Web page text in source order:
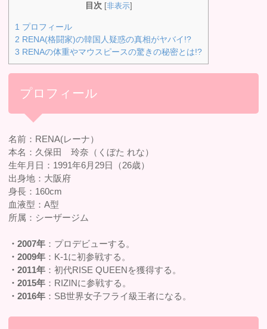
目次 [非表示]
1 プロフィール
2 RENA(格闘家)の韓国人疑惑の真相がヤバイ!?
3 RENAの体重やマウスピースの驚きの秘密とは!?
プロフィール
名前：RENA(レーナ）
本名：久保田 玲奈（くぼた れな）
生年月日：1991年6月29日（26歳）
出身地：大阪府
身長：160cm
血液型：A型
所属：シーザージム
・2007年 ：プロデビューする。
・2009年 ：K-1に初参戦する。
・2011年 ：初代RISE QUEENを獲得する。
・2015年 ：RIZINに参戦する。
・2016年 ：SB世界女子フライ級王者になる。